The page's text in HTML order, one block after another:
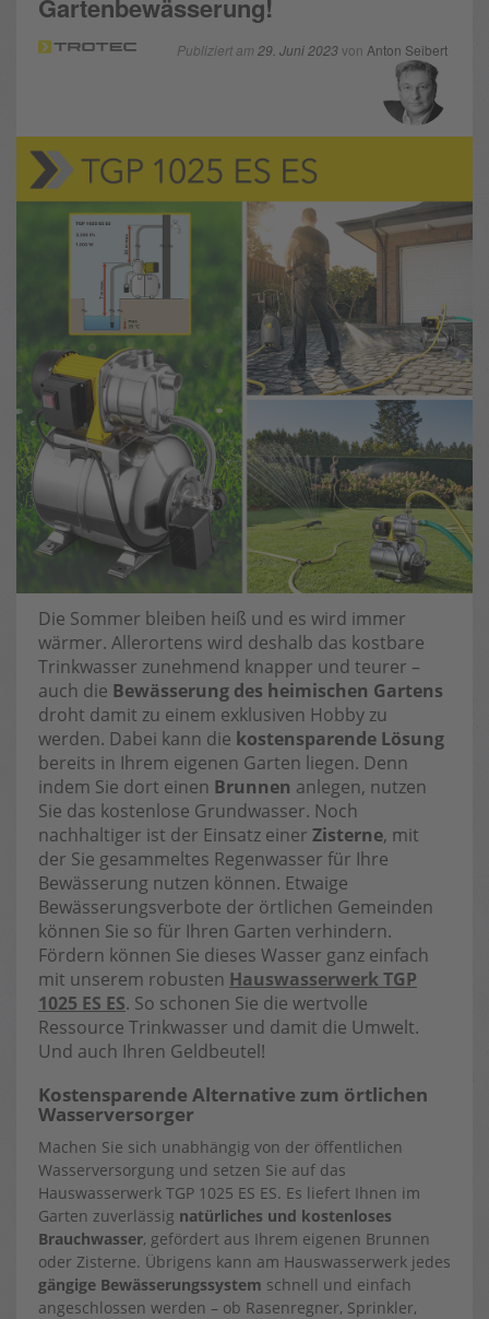
Gartenbewässerung!
Publiziert am 29. Juni 2023von Anton Seibert
Die Sommer bleiben heiß und es wird immer
wärmer. Allerortens wird deshalb das kostbare
Trinkwasser zunehmend knapper und teurer –
auch die Bewässerung des heimischen Gartens
droht damit zu einem exklusiven Hobby zu
werden. Dabei kann die kostensparende Lösung
bereits in Ihrem eigenen Garten liegen. Denn
indem Sie dort einen Brunnen anlegen, nutzen
Sie das kostenlose Grundwasser. Noch
nachhaltiger ist der Einsatz einer Zisterne, mit
der Sie gesammeltes Regenwasser für Ihre
Bewässerung nutzen können. Etwaige
Bewässerungsverbote der örtlichen Gemeinden
können Sie so für Ihren Garten verhindern.
Fördern können Sie dieses Wasser ganz einfach
mit unserem robusten Hauswasserwerk TGP
1025 ES ES. So schonen Sie die wertvolle
Ressource Trinkwasser und damit die Umwelt.
Und auch Ihren Geldbeutel!
Kostensparende Alternative zum örtlichen
Wasserversorger
Machen Sie sich unabhängig von der öffentlichen
Wasserversorgung und setzen Sie auf das
Hauswasserwerk TGP 1025 ES ES. Es liefert Ihnen im
Garten zuverlässig natürliches und kostenloses
Brauchwasser, gefördert aus Ihrem eigenen Brunnen
oder Zisterne. Übrigens kann am Hauswasserwerk jedes
gängige Bewässerungssystem schnell und einfach
angeschlossen werden – ob Rasenregner, Sprinkler,